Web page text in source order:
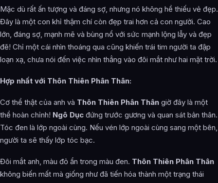
Mặc dù rất ấn tượng và đáng sợ, nhưng nó không hề thiếu vẻ đẹp.
Đây là một con khỉ thậm chí còn đẹp trai hơn cả con người. Cao
lớn, đáng sợ, mạnh mẽ và bùng nổ với sức mạnh lộng lẫy và đẹp
đẽ! Chỉ một cái nhìn thoáng qua cũng khiến trái tim người ta đập
loạn xạ, chưa nói đến việc nhìn thẳng vào đôi mắt như hai mặt trời.
Hợp nhất với Thôn Thiên Phân Thân:
Cơ thể thật của anh và Thôn Thiên Phân Thân giờ đây là một
thể hoàn chỉnh! Ngô Dục đứng trước gương và quan sát bản thân.
Tóc đen là lớp ngoài cùng. Nếu vén lớp ngoài cùng sang một bên,
người ta sẽ thấy lớp tóc bạc.
Đôi mắt anh, màu đỏ ẩn trong màu đen. Thôn Thiên Phân Thân
không biến mất mà giống như đã tiến hóa thành một trạng thái